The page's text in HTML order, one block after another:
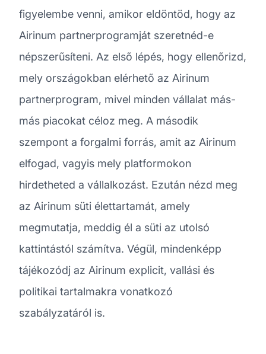
figyelembe venni, amikor eldöntöd, hogy az
Airinum partnerprogramját szeretnéd-e
népszerűsíteni. Az első lépés, hogy ellenőrizd,
mely országokban elérhető az Airinum
partnerprogram, mivel minden vállalat más-
más piacokat céloz meg. A második
szempont a forgalmi forrás, amit az Airinum
elfogad, vagyis mely platformokon
hirdetheted a vállalkozást. Ezután nézd meg
az Airinum süti élettartamát, amely
megmutatja, meddig él a süti az utolsó
kattintástól számítva. Végül, mindenképp
tájékozódj az Airinum explicit, vallási és
politikai tartalmakra vonatkozó
szabályzatáról is.